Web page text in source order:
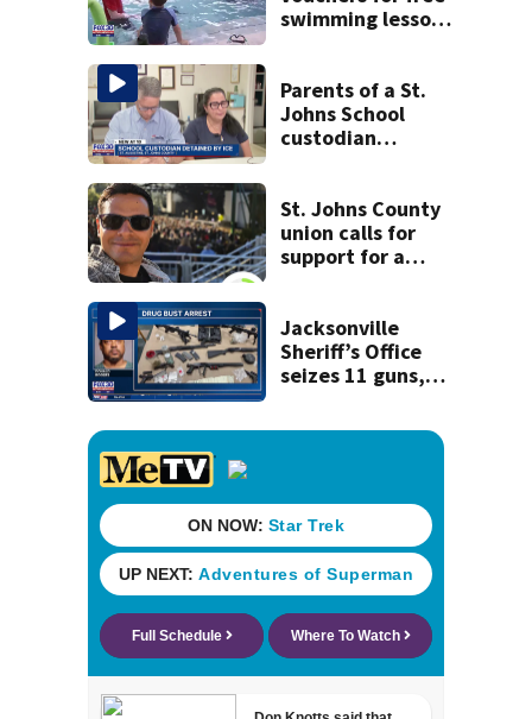
swimming lessons
Parents of a St.
Johns School
custodian
St. Johns County
union calls for
support for a
Jacksonville
Sheriff’s Office
seizes 11 guns,